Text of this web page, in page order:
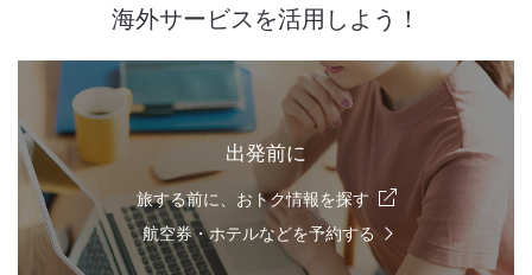
海外サービスを活用しよう！
出発前に
旅する前に、おトク情報を探す
航空券・ホテルなどを予約する